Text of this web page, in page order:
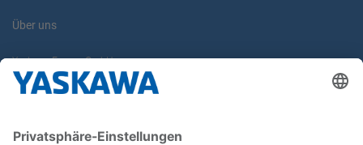
Über uns
Yaskawa Europe GmbH
Karriere
Newsletter